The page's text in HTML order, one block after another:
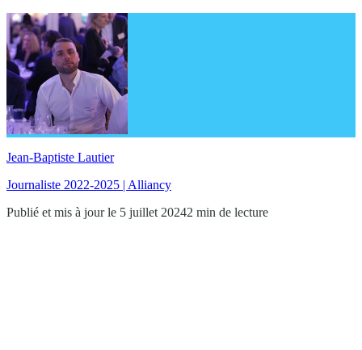
Jean-Baptiste Lautier
Journaliste 2022-2025 | Alliancy
Publié et mis à jour le 5 juillet 20242 min de lecture